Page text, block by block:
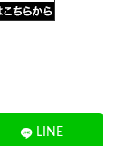
LINE